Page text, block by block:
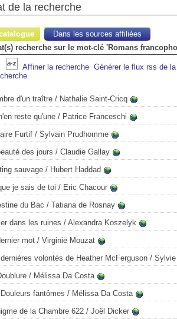
de la recherche
Dans les sources affiliées
recherche sur le mot-clé 'Romans
Affiner la recherche Générer le flux rss de
d'un traître / Nathalie Saint-Cricq
reste qu'une / Patrice Franceschi
Furtif / Sylvain Prudhomme
des jours / Claudie Gallay
sauvage / Hubert Haddad
je sais de toi / Eric Chacour
du Bac / Tatiana de Rosnay
dans les ruines / Alexandra Koszelyk
mot / Virginie Mouzat
volontés de Heather McFerguson /
/ Mélissa Da Costa
fantômes / Mélissa Da Costa
de la Chambre 622 / Joël Dicker